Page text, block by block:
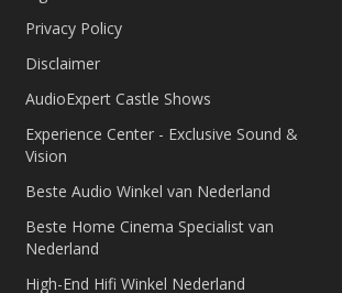
Privacy Policy
Disclaimer
AudioExpert Castle Shows
Experience Center - Exclusive Sound &
Vision
Beste Audio Winkel van Nederland
Beste Home Cinema Specialist van
Nederland
High-End Hifi Winkel Nederland